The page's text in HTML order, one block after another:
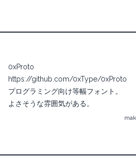
0xProto
https://github.com/0xType/0xProto
プログラミング向け等幅フォント。
よさそうな雰囲気がある。